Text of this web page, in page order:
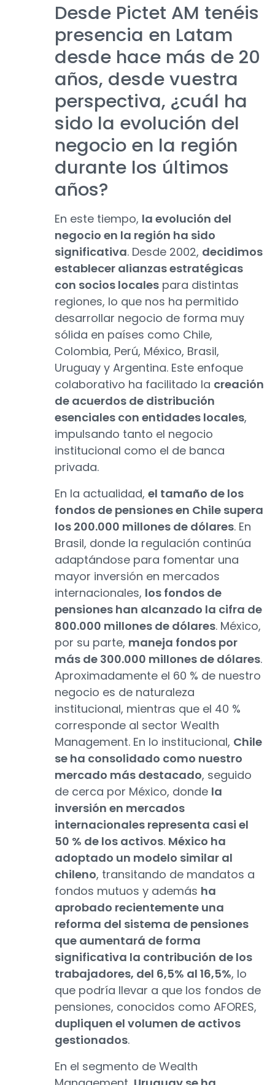
Desde Pictet AM tenéis
presencia en Latam
desde hace más de 20
años, desde vuestra
perspectiva, ¿cuál ha
sido la evolución del
negocio en la región
durante los últimos
años?
En este tiempo, la evolución del
negocio en la región ha sido
significativa. Desde 2002, decidimos
establecer alianzas estratégicas
con socios locales para distintas
regiones, lo que nos ha permitido
desarrollar negocio de forma muy
sólida en países como Chile,
Colombia, Perú, México, Brasil,
Uruguay y Argentina. Este enfoque
colaborativo ha facilitado la creación
de acuerdos de distribución
esenciales con entidades locales,
impulsando tanto el negocio
institucional como el de banca
privada.
En la actualidad, el tamaño de los
fondos de pensiones en Chile supera
los 200.000 millones de dólares. En
Brasil, donde la regulación continúa
adaptándose para fomentar una
mayor inversión en mercados
internacionales, los fondos de
pensiones han alcanzado la cifra de
800.000 millones de dólares. México,
por su parte, maneja fondos por
más de 300.000 millones de dólares.
Aproximadamente el 60 % de nuestro
negocio es de naturaleza
institucional, mientras que el 40 %
corresponde al sector Wealth
Management. En lo institucional, Chile
se ha consolidado como nuestro
mercado más destacado, seguido
de cerca por México, donde la
inversión en mercados
internacionales representa casi el
50 % de los activos. México ha
adoptado un modelo similar al
chileno, transitando de mandatos a
fondos mutuos y además ha
aprobado recientemente una
reforma del sistema de pensiones
que aumentará de forma
significativa la contribución de los
trabajadores, del 6,5% al 16,5%, lo
que podría llevar a que los fondos de
pensiones, conocidos como AFORES,
dupliquen el volumen de activos
gestionados.
En el segmento de Wealth